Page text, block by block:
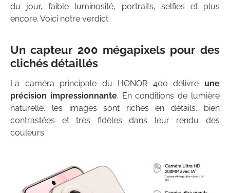
du jour, faible luminosité, portraits, selfies et plus
encore. Voici notre verdict.
Un capteur 200 mégapixels pour des
clichés détaillés
La caméra principale du HONOR 400 délivre une
précision impressionnante. En conditions de lumière
naturelle, les images sont riches en détails, bien
contrastées et très fidèles dans leur rendu des
couleurs.